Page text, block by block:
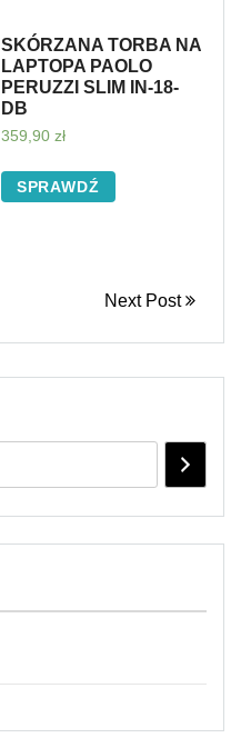
SKÓRZANA TORBA NA
LAPTOPA PAOLO
PERUZZI SLIM IN-18-
DB
359,90 zł
SPRAWDŹ
Next Post